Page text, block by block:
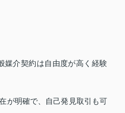
媒介契約は自由度が高く経験
が明確で、自己発見取引も可